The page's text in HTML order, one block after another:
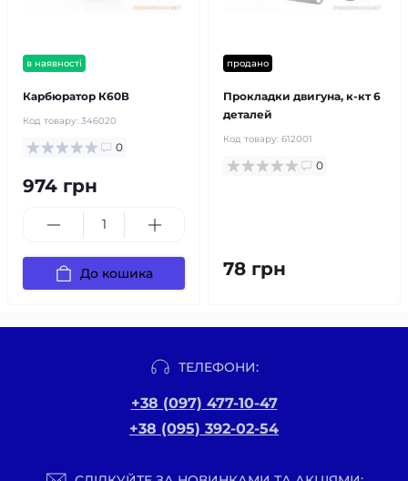
в наявності
Карбюратор К60В
Код товару: 346020
0
974 грн
До кошика
продано
Прокладки двигуна, к-кт 6
деталей
Код товару: 612001
0
78 грн
ТЕЛЕФОНИ:
+38 (097) 477-10-47
+38 (095) 392-02-54